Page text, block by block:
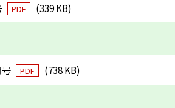
PDF (339 KB)
PDF (738 KB)